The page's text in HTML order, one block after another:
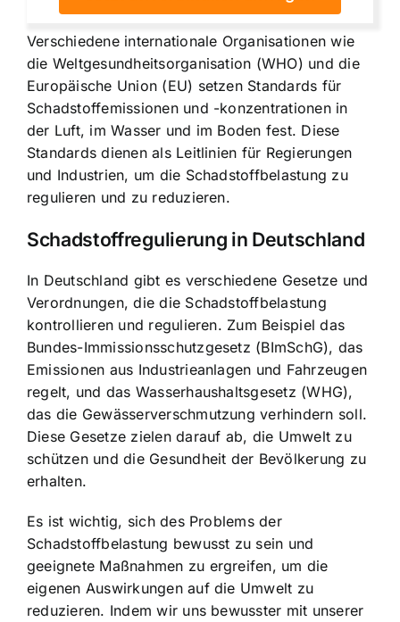
Verschiedene internationale Organisationen wie
die Weltgesundheitsorganisation (WHO) und die
Europäische Union (EU) setzen Standards für
Schadstoffemissionen und -konzentrationen in
der Luft, im Wasser und im Boden fest. Diese
Standards dienen als Leitlinien für Regierungen
und Industrien, um die Schadstoffbelastung zu
regulieren und zu reduzieren.
Schadstoffregulierung in Deutschland
In Deutschland gibt es verschiedene Gesetze und
Verordnungen, die die Schadstoffbelastung
kontrollieren und regulieren. Zum Beispiel das
Bundes-Immissionsschutzgesetz (BImSchG), das
Emissionen aus Industrieanlagen und Fahrzeugen
regelt, und das Wasserhaushaltsgesetz (WHG),
das die Gewässerverschmutzung verhindern soll.
Diese Gesetze zielen darauf ab, die Umwelt zu
schützen und die Gesundheit der Bevölkerung zu
erhalten.
Es ist wichtig, sich des Problems der
Schadstoffbelastung bewusst zu sein und
geeignete Maßnahmen zu ergreifen, um die
eigenen Auswirkungen auf die Umwelt zu
reduzieren. Indem wir uns bewusster mit unserer